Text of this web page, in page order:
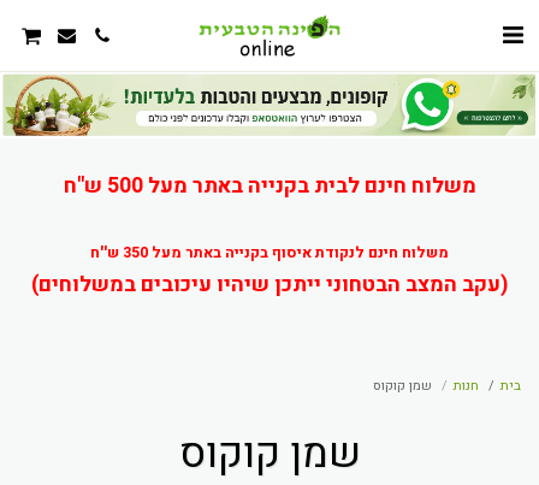
משלוח חינם לבית בקנייה באתר מעל 500 ש"ח
משלוח חינם לנקודת איסוף בקנייה באתר מעל 350 ש''ח
(עקב המצב הבטחוני ייתכן שיהיו עיכובים במשלוחים)
בית חנות שמן קוקוס
שמן קוקוס